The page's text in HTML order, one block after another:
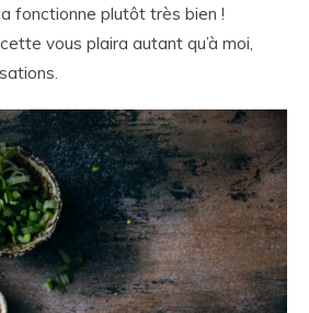
fonctionne plutôt très bien !
vous plaira autant qu’à moi,